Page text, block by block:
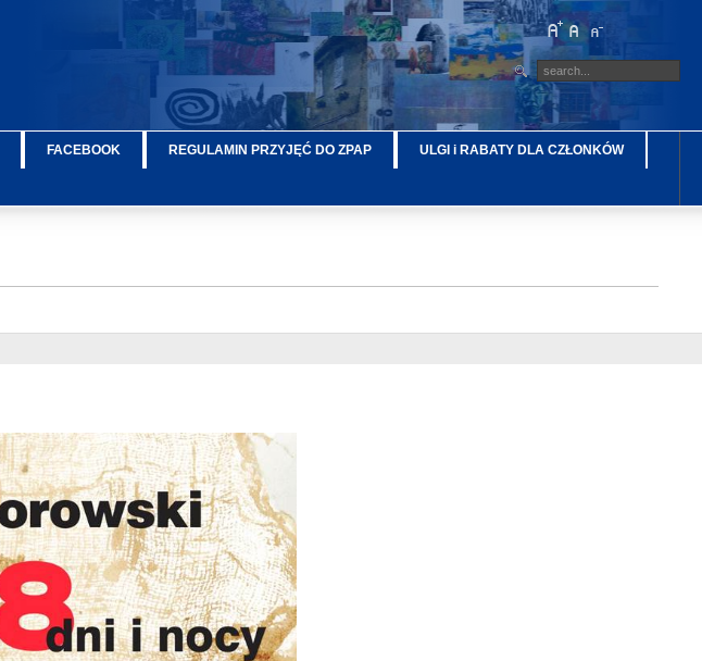
FACEBOOK REGULAMIN PRZYJĘĆ DO ZPAP ULGI i RABATY DLA CZŁONKÓW